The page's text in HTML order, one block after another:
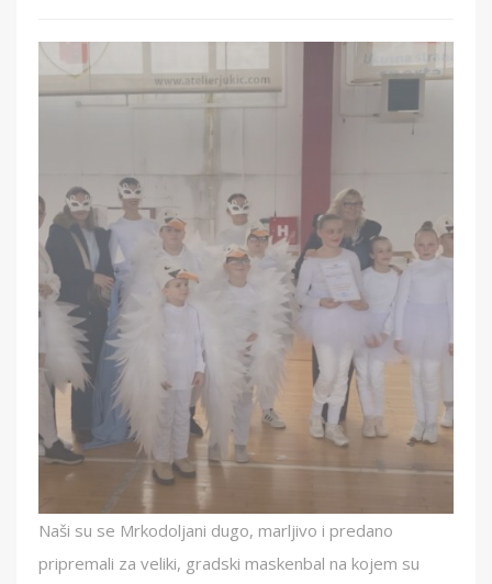
Naši su se Mrkodoljani dugo, marljivo i predano
pripremali za veliki, gradski maskenbal na kojem su